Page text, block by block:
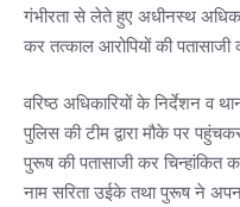
गंभीरता से लेते हुए अधीनस्थ
कर तत्काल आरोपियों की पतासाजी
वरिष्ठ अधिकारियों के निर्देशन व
पुलिस की टीम द्वारा मौके पर
पुरूष की पतासाजी कर चिन्हांकित
नाम सरिता उईके तथा पुरूष ने